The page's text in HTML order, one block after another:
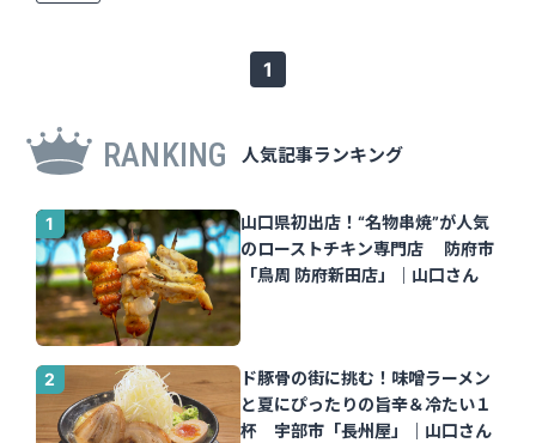
1
RANKING 人気記事ランキング
山口県初出店！“名物串焼”が人気
のローストチキン専門店 防府市
「鳥周 防府新田店」｜山口さん
ド豚骨の街に挑む！味噌ラーメン
と夏にぴったりの旨辛＆冷たい１
杯 宇部市「長州屋」｜山口さん